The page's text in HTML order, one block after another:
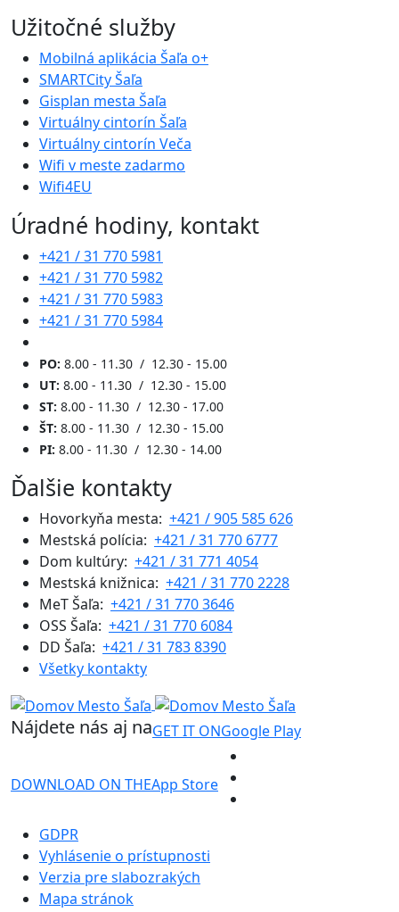
Užitočné služby
Mobilná aplikácia Šaľa o+
SMARTCity Šaľa
Gisplan mesta Šaľa
Virtuálny cintorín Šaľa
Virtuálny cintorín Veča
Wifi v meste zadarmo
Wifi4EU
Úradné hodiny, kontakt
+421 / 31 770 5981
+421 / 31 770 5982
+421 / 31 770 5983
+421 / 31 770 5984
PO: 8.00 - 11.30 / 12.30 - 15.00
UT: 8.00 - 11.30 / 12.30 - 15.00
ST: 8.00 - 11.30 / 12.30 - 17.00
ŠT: 8.00 - 11.30 / 12.30 - 15.00
PI: 8.00 - 11.30 / 12.30 - 14.00
Ďalšie kontakty
Hovorkyňa mesta: +421 / 905 585 626
Mestská polícia: +421 / 31 770 6777
Dom kultúry: +421 / 31 771 4054
Mestská knižnica: +421 / 31 770 2228
MeT Šaľa: +421 / 31 770 3646
OSS Šaľa: +421 / 31 770 6084
DD Šaľa: +421 / 31 783 8390
Všetky kontakty
Nájdete nás aj naGET IT ONGoogle Play
DOWNLOAD ON THEApp Store
GDPR
Vyhlásenie o prístupnosti
Verzia pre slabozrakých
Mapa stránok